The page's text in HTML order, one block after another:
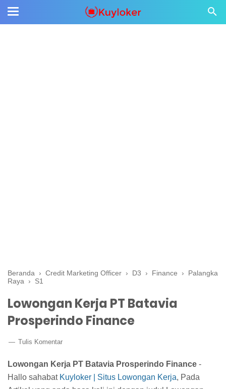
Beranda › Credit Marketing Officer › D3 › Finance › Palangka
Raya
› S1
Lowongan Kerja PT Batavia
Prosperindo Finance
Tulis Komentar
Lowongan Kerja PT Batavia Prosperindo Finance -
Hallo sahabat Kuyloker | Situs Lowongan Kerja, Pada